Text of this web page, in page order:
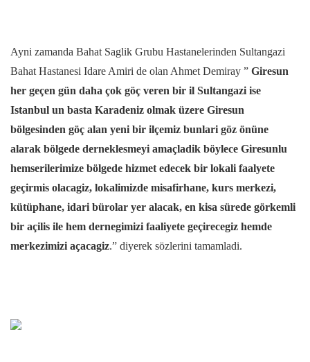
Ayni zamanda Bahat Saglik Grubu Hastanelerinden Sultangazi
Bahat Hastanesi Idare Amiri de olan Ahmet Demiray ” Giresun
her geçen gün daha çok göç veren bir il Sultangazi ise
Istanbul un basta Karadeniz olmak üzere Giresun
bölgesinden göç alan yeni bir ilçemiz bunlari göz önüne
alarak bölgede derneklesmeyi amaçladik böylece Giresunlu
hemserilerimize bölgede hizmet edecek bir lokali faalyete
geçirmis olacagiz, lokalimizde misafirhane, kurs merkezi,
kütüphane, idari bürolar yer alacak, en kisa sürede görkemli
bir açilis ile hem dernegimizi faaliyete geçirecegiz hemde
merkezimizi açacagiz.” diyerek sözlerini tamamladi.